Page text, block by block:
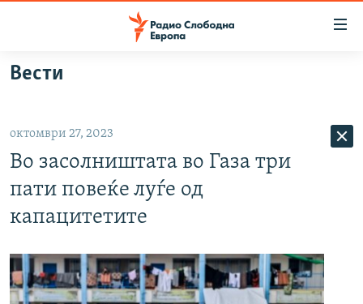
Оди
на
главната
навигација
на
ВИЗУЕЛНО
ШТО ТРЕБА ДА ЗНАЕТЕ
ПОДКАСТ ЗОШТО?
Вести
октомври 27, 2023
Во засолништата во Газа три
пати повеќе луѓе од
капацитетите